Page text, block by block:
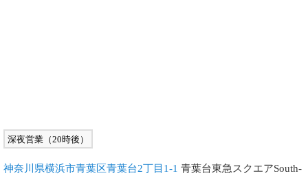
深夜営業（20時後）
神奈川県横浜市青葉区青葉台2丁目1-1 青葉台東急スクエアSouth-